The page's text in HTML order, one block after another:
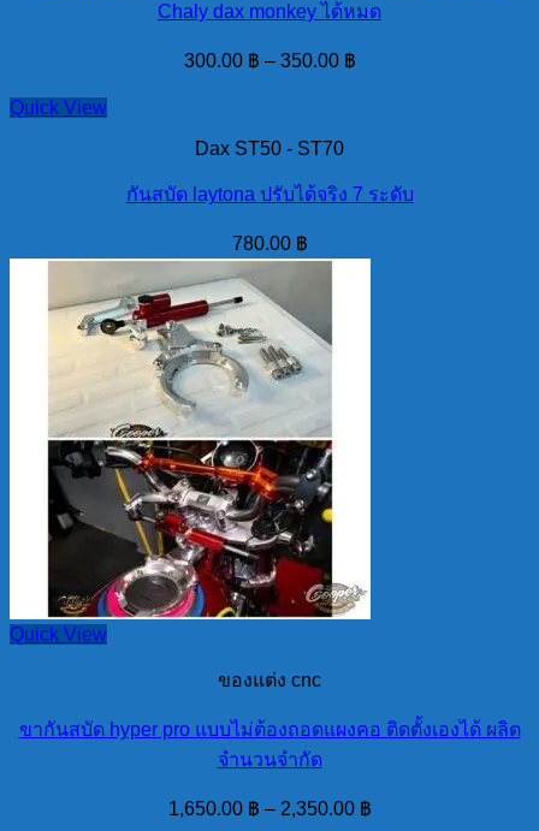
Chaly dax monkey ได้หมด
300.00 ฿ – 350.00 ฿
Quick View
Dax ST50 - ST70
กันสบัด laytona ปรับได้จริง 7 ระดับ
780.00 ฿
Quick View
ของแต่ง cnc
ขากันสบัด hyper pro แบบไม่ต้องถอดแผงคอ ติดตั้งเองได้ ผลิต
จำนวนจำกัด
1,650.00 ฿ – 2,350.00 ฿